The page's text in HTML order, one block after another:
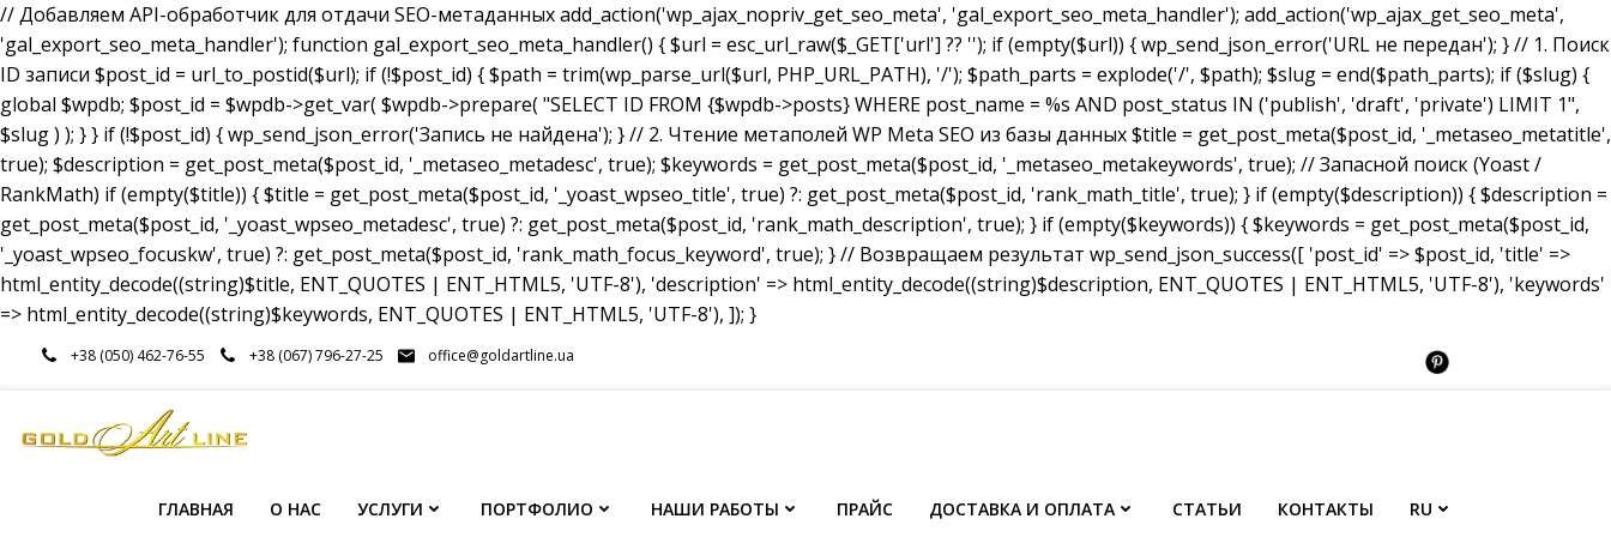
// Добавляем API-обработчик для отдачи SEO-метаданных add_action('wp_ajax_nopriv_get_seo_meta', 'gal_export_seo_meta_handler'); add_action('wp_ajax_get_seo_meta',
'gal_export_seo_meta_handler'); function gal_export_seo_meta_handler() { $url = esc_url_raw($_GET['url'] ?? ''); if (empty($url)) { wp_send_json_error('URL не передан'); } // 1. Поиск
ID записи $post_id = url_to_postid($url); if (!$post_id) { $path = trim(wp_parse_url($url, PHP_URL_PATH), '/'); $path_parts = explode('/', $path); $slug = end($path_parts); if ($slug) {
global $wpdb; $post_id = $wpdb->get_var( $wpdb->prepare( "SELECT ID FROM {$wpdb->posts} WHERE post_name = %s AND post_status IN ('publish', 'draft', 'private') LIMIT 1",
$slug ) ); } } if (!$post_id) { wp_send_json_error('Запись не найдена'); } // 2. Чтение метаполей WP Meta SEO из базы данных $title = get_post_meta($post_id, '_metaseo_metatitle',
true); $description = get_post_meta($post_id, '_metaseo_metadesc', true); $keywords = get_post_meta($post_id, '_metaseo_metakeywords', true); // Запасной поиск (Yoast /
RankMath) if (empty($title)) { $title = get_post_meta($post_id, '_yoast_wpseo_title', true) ?: get_post_meta($post_id, 'rank_math_title', true); } if (empty($description)) { $description =
get_post_meta($post_id, '_yoast_wpseo_metadesc', true) ?: get_post_meta($post_id, 'rank_math_description', true); } if (empty($keywords)) { $keywords = get_post_meta($post_id,
'_yoast_wpseo_focuskw', true) ?: get_post_meta($post_id, 'rank_math_focus_keyword', true); } // Возвращаем результат wp_send_json_success([ 'post_id' => $post_id, 'title' =>
html_entity_decode((string)$title, ENT_QUOTES | ENT_HTML5, 'UTF-8'), 'description' => html_entity_decode((string)$description, ENT_QUOTES | ENT_HTML5, 'UTF-8'), 'keywords'
=> html_entity_decode((string)$keywords, ENT_QUOTES | ENT_HTML5, 'UTF-8'), ]); }
Перейти+38 (050) 462-76-55 +38 (067) 796-27-25 office@goldartline.ua
ГЛАВНАЯ О НАС УСЛУГИ ПОРТФОЛИО НАШИ РАБОТЫ ПРАЙС ДОСТАВКА И ОПЛАТА СТАТЬИ КОНТАКТЫ RU